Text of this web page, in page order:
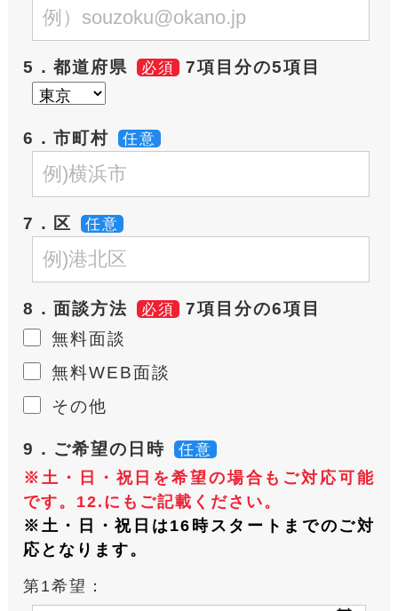
5．都道府県 必須 7項目分の5項目
6．市町村 任意
7．区 任意
8．面談方法 必須
7項目分の6項目
無料面談
無料WEB面談
その他
9．ご希望の日時 任意
※土・日・祝日を希望の場合もご対応可能
です。12.にもご記載ください。
※土・日・祝日は16時スタートまでのご対
応となります。
第1希望：